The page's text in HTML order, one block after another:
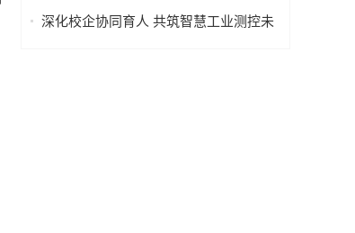
固态、钠离子电池三大技术领跑地位
深化校企协同育人 共筑智慧工业测控未